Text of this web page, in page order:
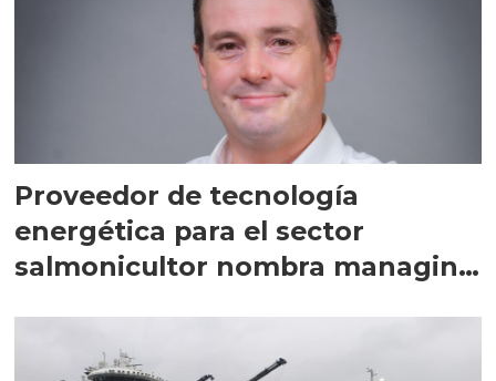
Proveedor de tecnología
energética para el sector
salmonicultor nombra managing